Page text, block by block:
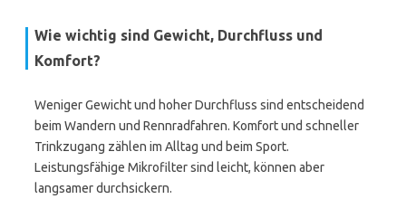
Wie wichtig sind Gewicht, Durchfluss und
Komfort?
Weniger Gewicht und hoher Durchfluss sind entscheidend
beim Wandern und Rennradfahren. Komfort und schneller
Trinkzugang zählen im Alltag und beim Sport.
Leistungsfähige Mikrofilter sind leicht, können aber
langsamer durchsickern.